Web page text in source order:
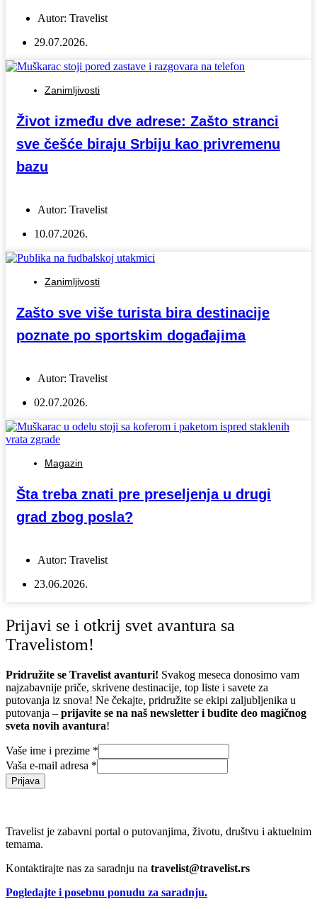
Autor: Travelist
29.07.2026.
Zanimljivosti
Život između dve adrese: Zašto stranci
sve češće biraju Srbiju kao privremenu
bazu
Autor: Travelist
10.07.2026.
Zanimljivosti
Zašto sve više turista bira destinacije
poznate po sportskim događajima
Autor: Travelist
02.07.2026.
Magazin
Šta treba znati pre preseljenja u drugi
grad zbog posla?
Autor: Travelist
23.06.2026.
Prijavi se i otkrij svet avantura sa
Travelistom!
Pridružite se Travelist avanturi! Svakog meseca donosimo vam
najzabavnije priče, skrivene destinacije, top liste i savete za
putovanja iz snova! Ne čekajte, pridružite se ekipi zaljubljenika u
putovanja – prijavite se na naš newsletter i budite deo magičnog
sveta novih avantura!
Vaše ime i prezime *
Vaša e-mail adresa *
Prijava
Travelist je zabavni portal o putovanjima, životu, društvu i aktuelnim
temama.
Kontaktirajte nas za saradnju na travelist@travelist.rs
Pogledajte i posebnu ponudu za saradnju.